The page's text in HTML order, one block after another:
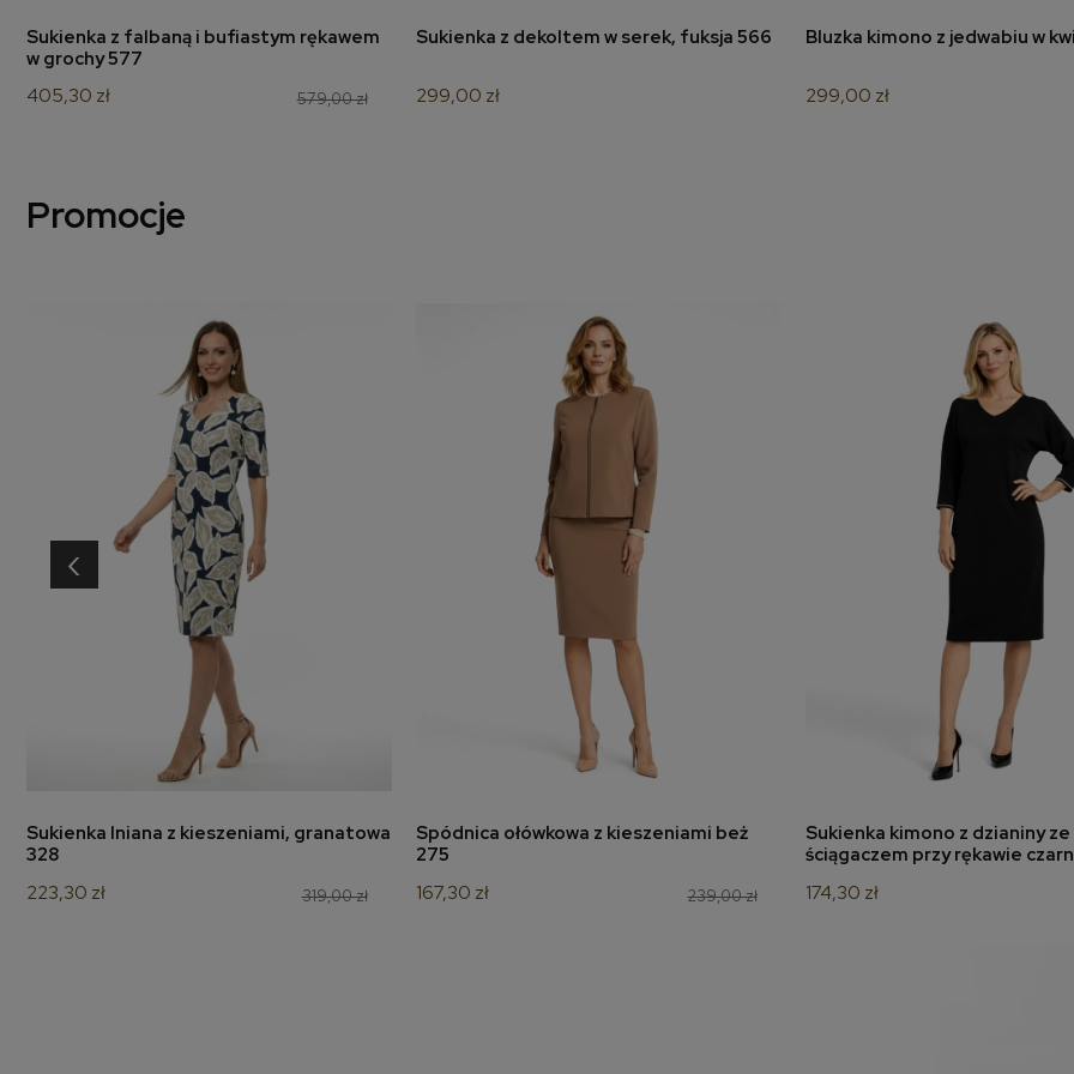
dodaj do koszyka
Sukienka z falbaną i bufiastym rękawem
w grochy 577
579,00 zł
405,30 zł
dodaj do koszyka
Sukienka z dekoltem w serek, fuksja 566
299,00 zł
dodaj do koszyka
Bluzka kimono z jedwabiu w
299,00 zł
Promocje
dodaj do koszyka
Sukienka lniana z kieszeniami, granatowa
328
319,00 zł
223,30 zł
dodaj do koszyka
Spódnica ołówkowa z kieszeniami beż
275
239,00 zł
167,30 zł
dodaj do koszyka
Sukienka kimono z dzianiny ze
ściągaczem przy rękawie
174,30 zł
‹